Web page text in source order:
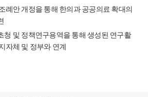
례안 개정을 통해 한의과 공공의료 확대의
청 및 정책연구용역을 통해 생성된 연구활
자체 및 정부와 연계